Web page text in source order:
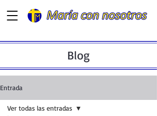
Blog
Entrada
Ver todas las entradas